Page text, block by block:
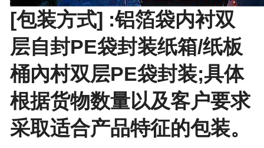
[包装方式] :铝箔袋内衬双
层自封PE袋封装纸箱/纸板
桶內村双层PE袋封装;具体
根据货物数量以及客户要求
采取适合产品特征的包装。